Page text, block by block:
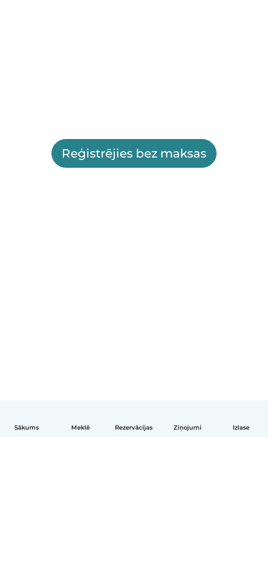
Sākums Meklē Rezervācijas Ziņojumi Izlase
Reģistrējies bez maksas